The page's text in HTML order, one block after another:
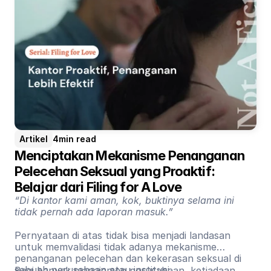
Artikel 4min read
Menciptakan Mekanisme Penanganan
Pelecehan Seksual yang Proaktif:
Belajar dari Filing for A Love
“Di kantor kami aman, kok, buktinya selama ini
tidak pernah ada laporan masuk.”
Pernyataan di atas tidak bisa menjadi landasan
untuk memvalidasi tidak adanya mekanisme
penanganan pelecehan dan kekerasan seksual di